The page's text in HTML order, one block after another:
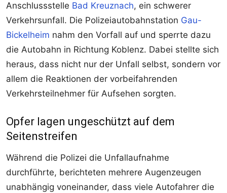
Anschlussstelle Bad Kreuznach, ein schwerer
Verkehrsunfall. Die Polizeiautobahnstation Gau-
Bickelheim nahm den Vorfall auf und sperrte dazu
die Autobahn in Richtung Koblenz. Dabei stellte sich
heraus, dass nicht nur der Unfall selbst, sondern vor
allem die Reaktionen der vorbeifahrenden
Verkehrsteilnehmer für Aufsehen sorgten.
Opfer lagen ungeschützt auf dem
Seitenstreifen
Während die Polizei die Unfallaufnahme
durchführte, berichteten mehrere Augenzeugen
unabhängig voneinander, dass viele Autofahrer die